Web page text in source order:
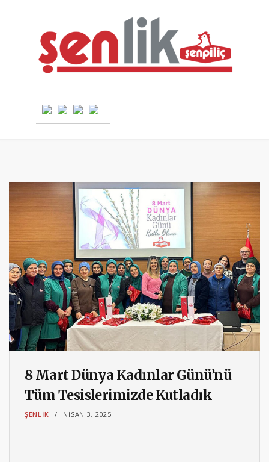
8 Mart Dünya Kadınlar Günü’nü
Tüm Tesislerimizde Kutladık
ŞENLIK NISAN 3, 2025